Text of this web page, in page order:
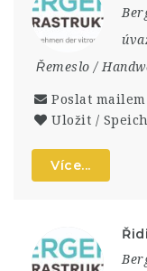
Řemeslo /
Poslat
Uložit /
Více...